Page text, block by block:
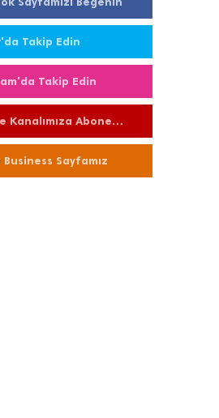
Takip Edin
Takip Edin
Kanalımıza Abone
Sayfamız